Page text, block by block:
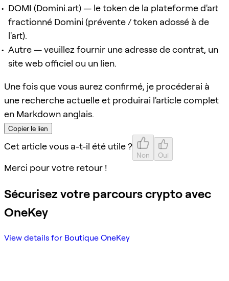
DOMI (Domini.art) — le token de la plateforme d'art
fractionné Domini (prévente / token adossé à de
l'art).
Autre — veuillez fournir une adresse de contrat, un
site web officiel ou un lien.
Une fois que vous aurez confirmé, je procéderai à
une recherche actuelle et produirai l'article complet
en Markdown anglais.
Copier le lien
Cet article vous a-t-il été utile ?
Non Oui
Merci pour votre retour !
Sécurisez votre parcours crypto avec
OneKey
View details for Boutique OneKey